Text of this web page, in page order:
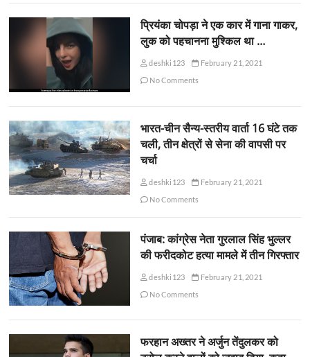
प्रियंका चोपड़ा ने एक कार में गाना गाकर,
लुक को पहचानना मुश्किल था …
deshki123
February 21, 2021
No Comments
भारत-चीन सैन्य-स्तरीय वार्ता 16 घंटे तक
चली, तीन क्षेत्रों से सेना की वापसी पर
चर्चा
deshki123
February 21, 2021
No Comments
पंजाब: कांग्रेस नेता गुरलाल सिंह भुल्लर
की फरीदकोट हत्या मामले में तीन गिरफ्तार
deshki123
February 21, 2021
No Comments
फरहान अख्तर ने अर्जुन तेंदुलकर को